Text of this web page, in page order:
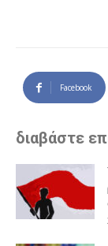
Facebook
διαβάστε